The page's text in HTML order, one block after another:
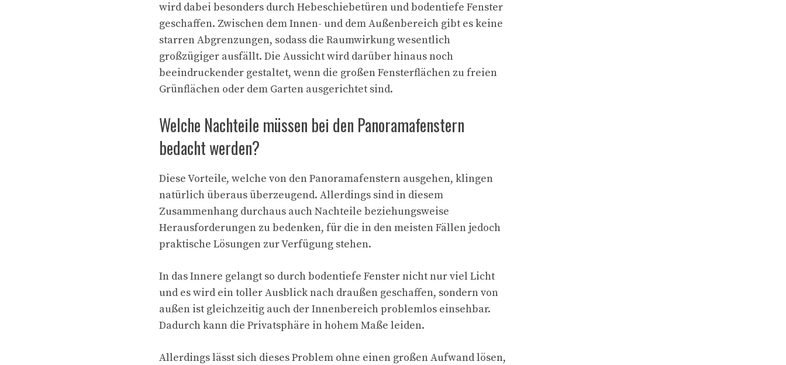
wird dabei besonders durch Hebeschiebetüren und bodentiefe Fenster
geschaffen. Zwischen dem Innen- und dem Außenbereich gibt es keine
starren Abgrenzungen, sodass die Raumwirkung wesentlich
großzügiger ausfällt. Die Aussicht wird darüber hinaus noch
beeindruckender gestaltet, wenn die großen Fensterflächen zu freien
Grünflächen oder dem Garten ausgerichtet sind.
Welche Nachteile müssen bei den Panoramafenstern
bedacht werden?
Diese Vorteile, welche von den Panoramafenstern ausgehen, klingen
natürlich überaus überzeugend. Allerdings sind in diesem
Zusammenhang durchaus auch Nachteile beziehungsweise
Herausforderungen zu bedenken, für die in den meisten Fällen jedoch
praktische Lösungen zur Verfügung stehen.
In das Innere gelangt so durch bodentiefe Fenster nicht nur viel Licht
und es wird ein toller Ausblick nach draußen geschaffen, sondern von
außen ist gleichzeitig auch der Innenbereich problemlos einsehbar.
Dadurch kann die Privatsphäre in hohem Maße leiden.
Allerdings lässt sich dieses Problem ohne einen großen Aufwand lösen,